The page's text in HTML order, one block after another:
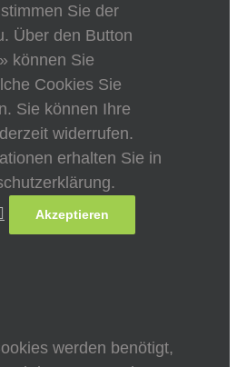
Sie der
Über den Button
können Sie
Cookies Sie
Sie können Ihre
widerrufen.
erhalten Sie in
Akzeptieren
werden benötigt,